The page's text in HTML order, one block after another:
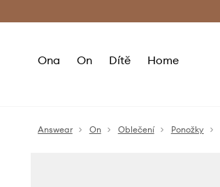
Ona On Dítě Home
Answear On Oblečení Ponožky